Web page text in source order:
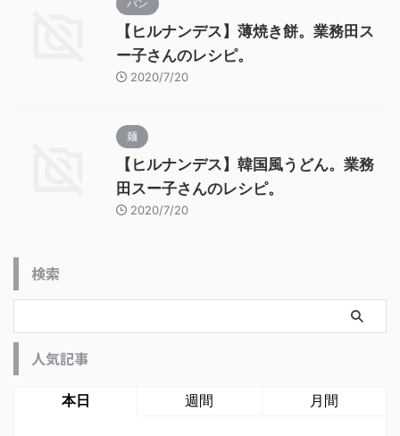
パン
【ヒルナンデス】薄焼き餅。業務田ス
ー子さんのレシピ。
2020/7/20
麺
【ヒルナンデス】韓国風うどん。業務
田スー子さんのレシピ。
2020/7/20
検索
人気記事
本日 週間 月間